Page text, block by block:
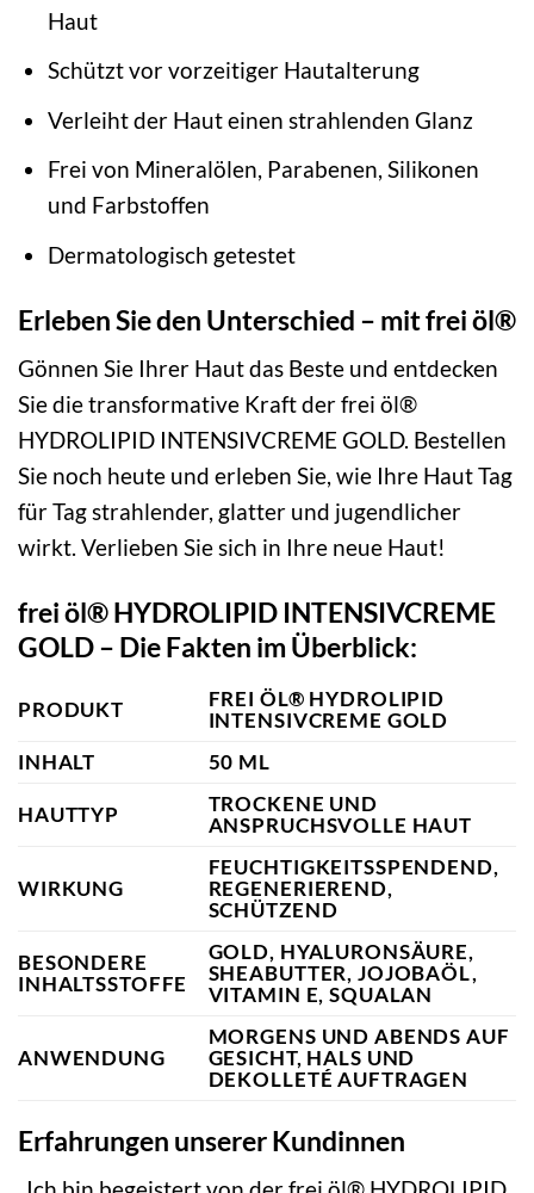
Haut
Schützt vor vorzeitiger Hautalterung
Verleiht der Haut einen strahlenden Glanz
Frei von Mineralölen, Parabenen, Silikonen
und Farbstoffen
Dermatologisch getestet
Erleben Sie den Unterschied – mit frei öl®
Gönnen Sie Ihrer Haut das Beste und entdecken
Sie die transformative Kraft der frei öl®
HYDROLIPID INTENSIVCREME GOLD. Bestellen
Sie noch heute und erleben Sie, wie Ihre Haut Tag
für Tag strahlender, glatter und jugendlicher
wirkt. Verlieben Sie sich in Ihre neue Haut!
frei öl® HYDROLIPID INTENSIVCREME
GOLD – Die Fakten im Überblick:
PRODUKT
FREI ÖL® HYDROLIPID
INTENSIVCREME GOLD
INHALT
50 ML
HAUTTYP
TROCKENE UND
ANSPRUCHSVOLLE HAUT
WIRKUNG
FEUCHTIGKEITSSPENDEND,
REGENERIEREND,
SCHÜTZEND
BESONDERE
INHALTSSTOFFE
GOLD, HYALURONSÄURE,
SHEABUTTER, JOJOBAÖL,
VITAMIN E, SQUALAN
ANWENDUNG
MORGENS UND ABENDS AUF
GESICHT, HALS UND
DEKOLLETÉ AUFTRAGEN
Erfahrungen unserer Kundinnen